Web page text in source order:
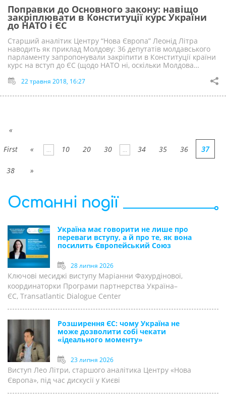
Поправки до Основного закону: навіщо
закріплювати в Конституції курс України
до НАТО і ЄС
Старший аналітик Центру “Нова Європа” Леонід Літра
наводить як приклад Молдову: 36 депутатів молдавського
парламенту запропонували закріпити в Конституції країни
курс на вступ до ЄС (щодо НАТО ні, оскільки Молдова…
22 травня 2018, 16:27
«
First
« ... 10 20 30 ... 34 35 36 37
38 »
Останні події
Україна має говорити не лише про
переваги вступу, а й про те, як вона
посилить Європейський Союз
28 липня 2026
Ключові месиджі виступу Маріанни Фахурдінової,
координаторки Програми партнерства Україна–
ЄС, Transatlantic Dialogue Center
Розширення ЄС: чому Україна не
може дозволити собі чекати
«ідеального моменту»
23 липня 2026
Виступ Лео Літри, старшого аналітика Центру «Нова
Європа», під час дискусії у Києві